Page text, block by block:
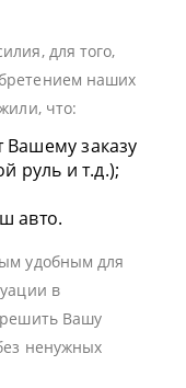
для того,
наших
что:
Вашему заказу
руль и т.д.);
авто.
удобным для
в
Вашу
ненужных